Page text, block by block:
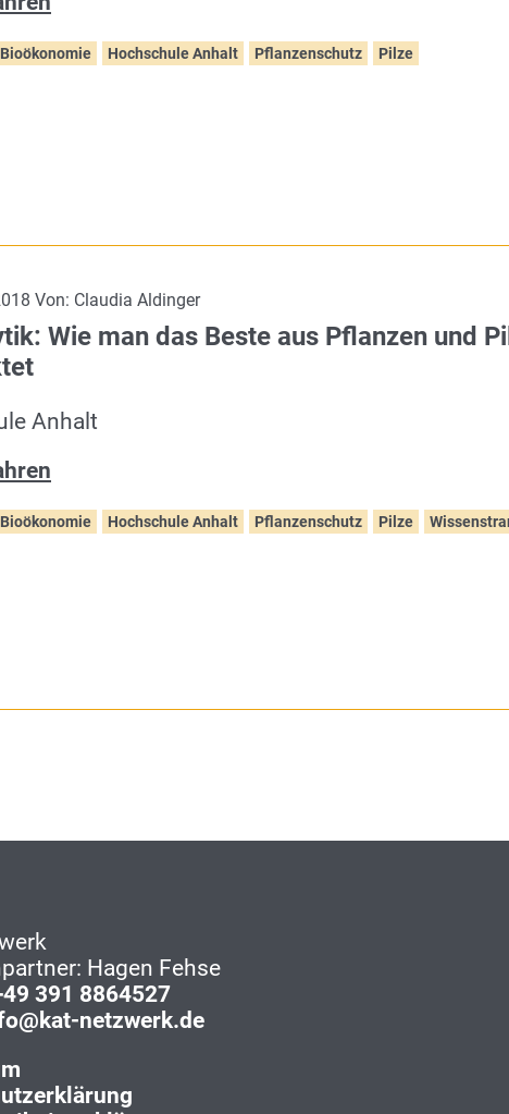
Bioökonomie Hochschule Anhalt Pflanzenschutz Pilze
Von: Claudia Aldinger
Wie man das Beste aus Pflanzen und
Anhalt
Bioökonomie Hochschule Anhalt Pflanzenschutz Pilze
Hagen Fehse
391 8864527
@ kat-netzwerk.de